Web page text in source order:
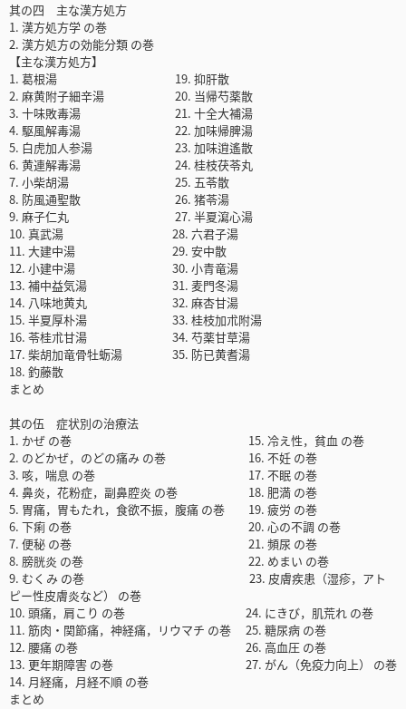
其の四 主な漢方処方
1. 漢方処方学 の巻
2. 漢方処方の効能分類 の巻
【主な漢方処方】
1. 葛根湯 19. 抑肝散
2. 麻黄附子細辛湯 20. 当帰芍薬散
3. 十味敗毒湯 21. 十全大補湯
4. 駆風解毒湯 22. 加味帰脾湯
5. 白虎加人参湯 23. 加味逍遙散
6. 黄連解毒湯 24. 桂枝茯苓丸
7. 小柴胡湯 25. 五苓散
8. 防風通聖散 26. 猪苓湯
9. 麻子仁丸 27. 半夏瀉心湯
10. 真武湯 28. 六君子湯
11. 大建中湯 29. 安中散
12. 小建中湯 30. 小青竜湯
13. 補中益気湯 31. 麦門冬湯
14. 八味地黄丸 32. 麻杏甘湯
15. 半夏厚朴湯 33. 桂枝加朮附湯
16. 苓桂朮甘湯 34. 芍薬甘草湯
17. 柴胡加竜骨牡蛎湯 35. 防已黄耆湯
18. 釣藤散
まとめ
其の伍 症状別の治療法
1. かぜ の巻 15. 冷え性，貧血 の巻
2. のどかぜ，のどの痛み の巻 16. 不妊 の巻
3. 咳，喘息 の巻 17. 不眠 の巻
4. 鼻炎，花粉症，副鼻腔炎 の巻 18. 肥満 の巻
5. 胃痛，胃もたれ，食欲不振，腹痛 の巻 19. 疲労 の巻
6. 下痢 の巻 20. 心の不調 の巻
7. 便秘 の巻 21. 頻尿 の巻
8. 膀胱炎 の巻 22. めまい の巻
9. むくみ の巻 23. 皮膚疾患（湿疹，アト
ピー性皮膚炎など） の巻
10. 頭痛，肩こり の巻 24. にきび，肌荒れ の巻
11. 筋肉・関節痛，神経痛，リウマチ の巻 25. 糖尿病 の巻
12. 腰痛 の巻 26. 高血圧 の巻
13. 更年期障害 の巻 27. がん（免疫力向上） の巻
14. 月経痛，月経不順 の巻
まとめ